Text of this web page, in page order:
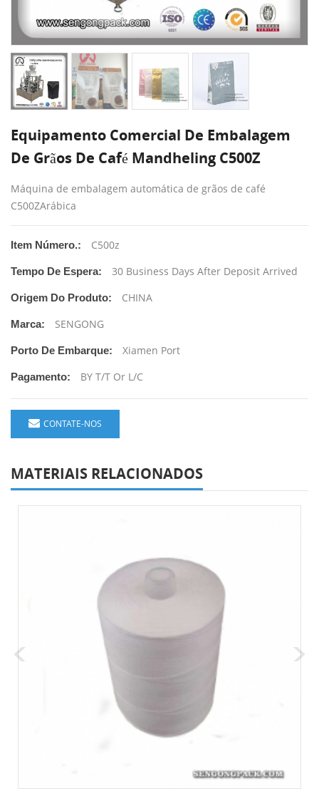
Equipamento Comercial De Embalagem
De Grãos De Café Mandheling C500Z
Máquina de embalagem automática de grãos de café
C500ZArábica
Item Número.: C500z
Tempo De Espera: 30 Business Days After Deposit Arrived
Origem Do Produto: CHINA
Marca: SENGONG
Porto De Embarque: Xiamen Port
Pagamento: BY T/T Or L/C
CONTATE-NOS
MATERIAIS RELACIONADOS